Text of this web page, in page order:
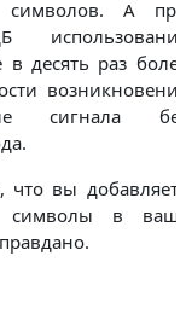
символов. А
десять раз
сигнала
что вы
символы в